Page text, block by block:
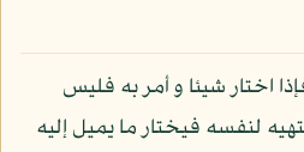
اختار شيئا و أمر به فليس
لنفسه فيختار ما يميل إليه